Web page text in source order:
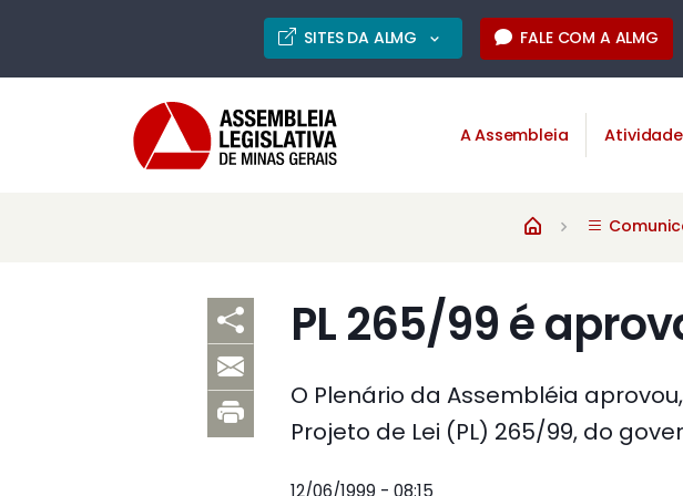
SITES DA ALMG FALE COM A ALMG
A Assembleia
PL 265/99 é
O Plenário da Assembléia
Projeto de Lei (PL) 265/99, do
12/06/1999 - 08:15